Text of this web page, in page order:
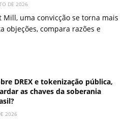
DE 2026
Mill, uma convicção se torna mais
objeções, compara razões e
DREX e tokenização pública,
as chaves da soberania
2026